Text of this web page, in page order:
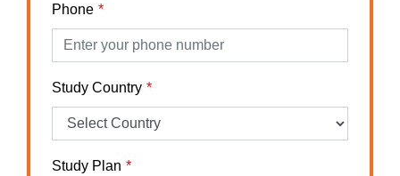
Phone
Study Country
Study Plan